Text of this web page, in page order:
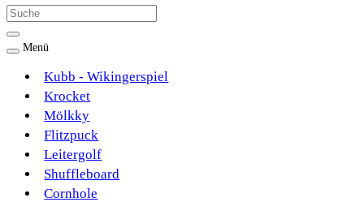
Menü
Kubb - Wikingerspiel
Krocket
Mölkky
Flitzpuck
Leitergolf
Shuffleboard
Cornhole